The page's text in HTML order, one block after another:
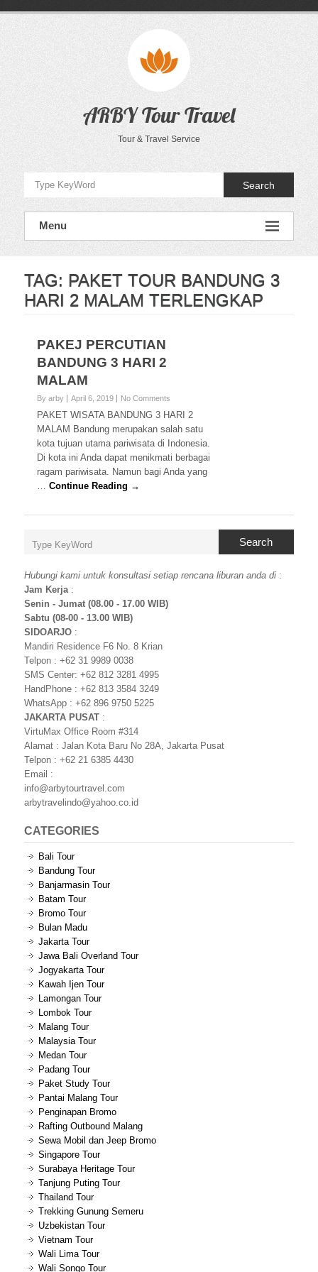
ARBY Tour Travel
Tour & Travel Service
Search
Menu
TAG: PAKET TOUR BANDUNG 3
HARI 2 MALAM TERLENGKAP
PAKEJ PERCUTIAN
BANDUNG 3 HARI 2
MALAM
By arby April 6, 2019 No Comments
PAKET WISATA BANDUNG 3 HARI 2
MALAM Bandung merupakan salah satu
kota tujuan utama pariwisata di Indonesia.
Di kota ini Anda dapat menikmati berbagai
ragam pariwisata. Namun bagi Anda yang
…Continue Reading →
Search
Hubungi kami untuk konsultasi setiap rencana liburan anda di :
Jam Kerja:
Senin - Jumat (08.00 - 17.00 WIB)
Sabtu (08-00 - 13.00 WIB)
SIDOARJO :
Mandiri Residence F6 No. 8 Krian
Telpon : +62 31 9989 0038
SMS Center: +62 812 3281 4995
HandPhone : +62 813 3584 3249
WhatsApp : +62 896 9750 5225
JAKARTA PUSAT :
VirtuMax Office Room #314
Alamat : Jalan Kota Baru No 28A, Jakarta Pusat
Telpon : +62 21 6385 4430
Email :
info@arbytourtravel.com
arbytravelindo@yahoo.co.id
CATEGORIES
Bali Tour
Bandung Tour
Banjarmasin Tour
Batam Tour
Bromo Tour
Bulan Madu
Jakarta Tour
Jawa Bali Overland Tour
Jogyakarta Tour
Kawah Ijen Tour
Lamongan Tour
Lombok Tour
Malang Tour
Malaysia Tour
Medan Tour
Padang Tour
Paket Study Tour
Pantai Malang Tour
Penginapan Bromo
Rafting Outbound Malang
Sewa Mobil dan Jeep Bromo
Singapore Tour
Surabaya Heritage Tour
Tanjung Puting Tour
Thailand Tour
Trekking Gunung Semeru
Uzbekistan Tour
Vietnam Tour
Wali Lima Tour
Wali Songo Tour